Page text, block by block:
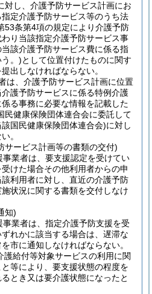
対し、介護予防サービス計画にお
定介護予防サービス等のうち法
53条第4項の規定により介護予防
り当該指定介護予防サービス事
該介護予防サービス費に係る指
。)として位置付けたものに関す
出しなければならない。
は、介護予防サービス計画に位置
護予防サービスに係る特例介護
る事務に必要な情報を記載した
民健康保険団体連合会に委託して
国民健康保険団体連合会)に対し
。
サービス計画等の書類の交付)
事業者は、要支援認定を受けてい
けた場合その他利用者からの申
利用者に対し、直近の介護予防
状況に関する書類を交付しなけ
知)
業者は、指定介護予防支援を受
れかに該当する場合は、遅滞な
市に通知しなければならない。
護給付等対象サービスの利用に関
等により、要支援状態の程度を
とき又は要介護状態になったと